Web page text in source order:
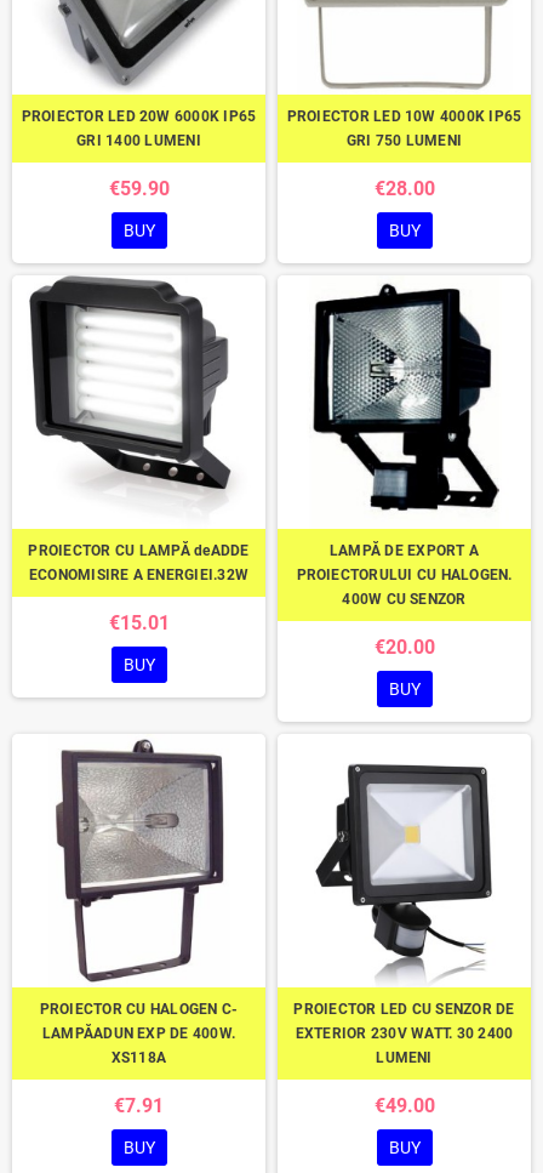
PROIECTOR LED 20W 6000K IP65
GRI 1400 LUMENI
€59.90
BUY
PROIECTOR LED 10W 4000K IP65
GRI 750 LUMENI
€28.00
BUY
PROIECTOR CU LAMPĂ deADDE
ECONOMISIRE A ENERGIEI.32W
€15.01
BUY
LAMPĂ DE EXPORT A
PROIECTORULUI CU HALOGEN.
400W CU SENZOR
€20.00
BUY
PROIECTOR CU HALOGEN C-
LAMPĂADUN EXP DE 400W.
XS118A
€7.91
BUY
PROIECTOR LED CU SENZOR DE
EXTERIOR 230V WATT. 30 2400
LUMENI
€49.00
BUY